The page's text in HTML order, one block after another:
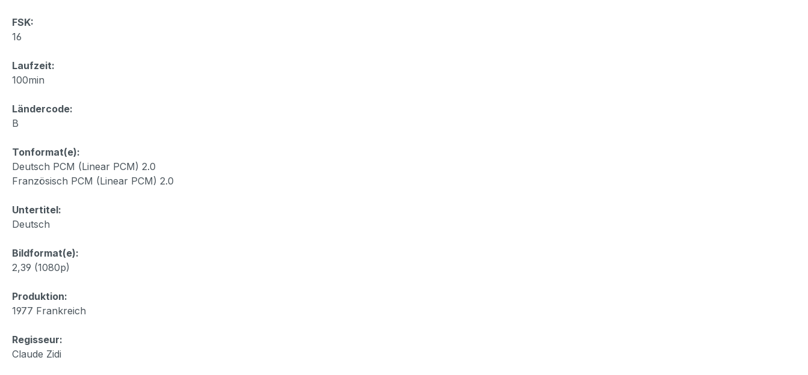
FSK:
16
Laufzeit:
100min
Ländercode:
B
Tonformat(e):
Deutsch PCM (Linear PCM) 2.0
Französisch PCM (Linear PCM) 2.0
Untertitel:
Deutsch
Bildformat(e):
2,39 (1080p)
Produktion:
1977 Frankreich
Regisseur:
Claude Zidi